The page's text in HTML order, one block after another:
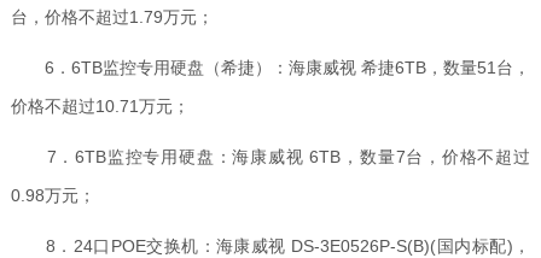
台，价格不超过1.79万元；
6．6TB监控专用硬盘（希捷）：海康威视 希捷6TB，数量51台，
价格不超过10.71万元；
7．6TB监控专用硬盘：海康威视 6TB，数量7台，价格不超过
0.98万元；
8．24口POE交换机：海康威视 DS-3E0526P-S(B)(国内标配)，